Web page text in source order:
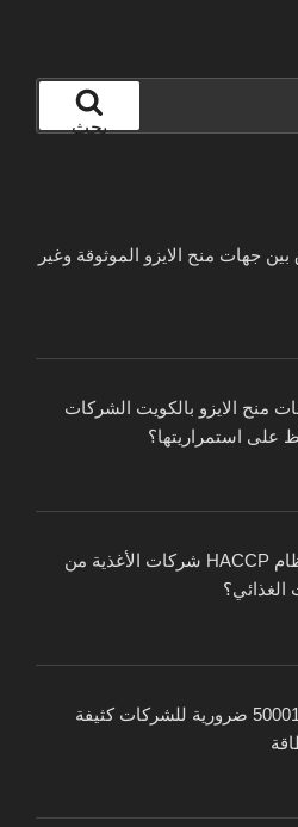
بحث
بين جهات منح الايزو الموثوقة وغير
منح الايزو بالكويت الشركات
على استمراريتها؟
كيف يحمي نظام HACCP شركات الأغذية من
الغذائي؟
شهادة الايزو 50001 ضرورية للشركات كثيفة